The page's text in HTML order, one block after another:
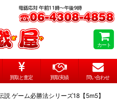
カート
買取と査定 買取実績 問い合わせ
説 ゲーム必勝法シリーズ18【5m5】